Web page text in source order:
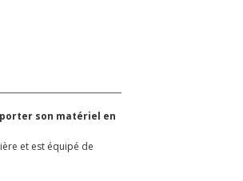
son matériel en
et est équipé de